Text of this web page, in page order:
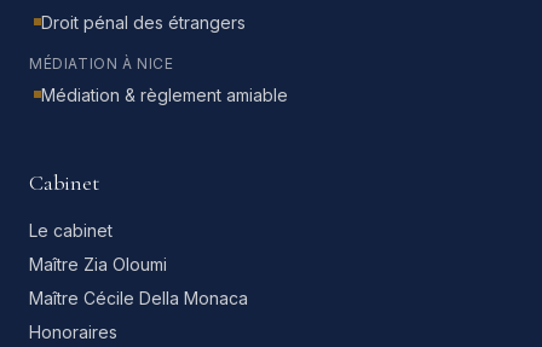
Droit pénal des étrangers
MÉDIATION À NICE
Médiation & règlement amiable
Cabinet
Le cabinet
Maître Zia Oloumi
Maître Cécile Della Monaca
Honoraires